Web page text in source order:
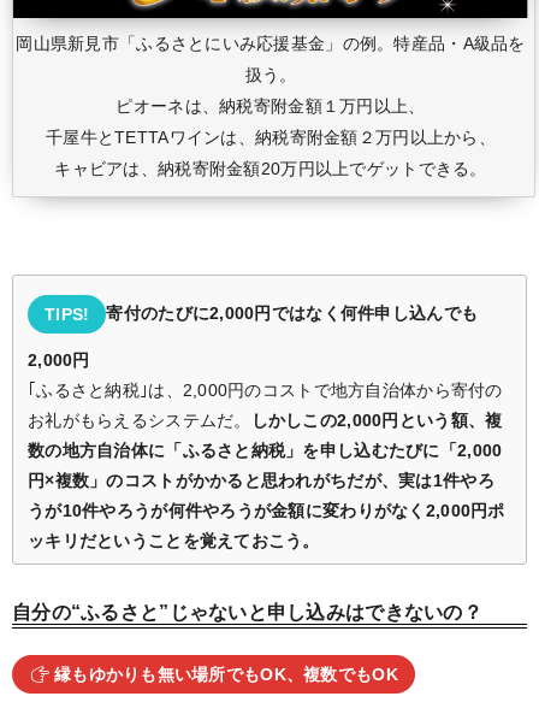
岡山県新見市「ふるさとにいみ応援基金」の例。特産品・A級品を
扱う。
ピオーネは、納税寄附金額１万円以上、
千屋牛とTETTAワインは、納税寄附金額２万円以上から、
キャビアは、納税寄附金額20万円以上でゲットできる。
TIPS! 寄付のたびに2,000円ではなく何件申し込んでも
2,000円
｢ふるさと納税｣は、2,000円のコストで地方自治体から寄付の
お礼がもらえるシステムだ。
しかしこの2,000円という額、複
数の地方自治体に「ふるさと納税」を申し込むたびに「2,000
円×複数」のコストがかかると思われがちだが、実は1件やろ
うが10件やろうが何件やろうが金額に変わりがなく2,000円ポ
ッキリだということを覚えておこう。
自分の“ふるさと”じゃないと申し込みはできないの？
縁もゆかりも無い場所でもOK、複数でもOK